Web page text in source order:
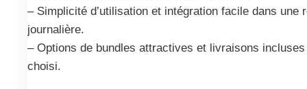
– Simplicité d’utilisation et intégration facile dans une
journalière.
– Options de bundles attractives et livraisons
choisi.